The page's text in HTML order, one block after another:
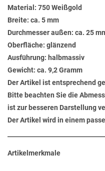
Material: 750 Weißgold
Breite: ca. 5 mm
Durchmesser außen: ca. 25
Oberfläche: glänzend
Ausführung: halbmassiv
Gewicht: ca. 9,2 Gramm
Der Artikel ist entsprechend
Bitte beachten Sie die
ist zur besseren Darstellung
Der Artikel wird in einem
Artikelmerkmale